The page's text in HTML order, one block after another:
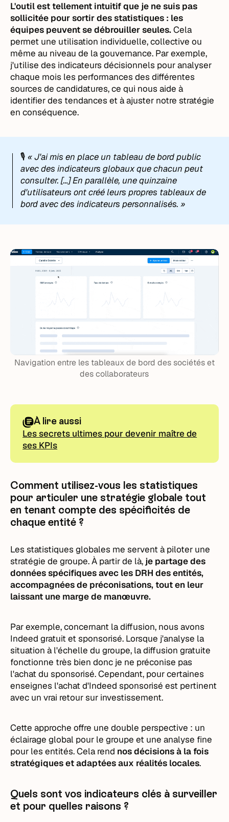
L'outil est tellement intuitif que je ne suis pas
sollicitée pour sortir des statistiques : les
équipes peuvent se débrouiller seules.Cela
permet une utilisation individuelle, collective ou
même au niveau de la gouvernance. Par exemple,
j'utilise des indicateurs décisionnels pour analyser
chaque mois les performances des différentes
sources de candidatures, ce qui nous aide à
identifier des tendances et à ajuster notre stratégie
en conséquence.
🎙️ « J'ai mis en place un tableau de bord public
avec des indicateurs globaux que chacun peut
consulter. […] En parallèle, une quinzaine
d'utilisateurs ont créé leurs propres tableaux de
bord avec des indicateurs personnalisés. »
Navigation entre les tableaux de bord des sociétés et
des collaborateurs
À lire aussi
Les secrets ultimes pour devenir maître de
ses KPIs
Comment utilisez-vous les statistiques
pour articuler une stratégie globale tout
en tenant compte des spécificités de
chaque entité ?
Les statistiques globales me servent à piloter une
stratégie de groupe. À partir de là, je partage des
données spécifiques avec les DRH des entités,
accompagnées de préconisations, tout en leur
laissant une marge de manœuvre.
Par exemple, concernant la diffusion, nous avons
Indeed gratuit et sponsorisé. Lorsque j'analyse la
situation à l'échelle du groupe, la diffusion gratuite
fonctionne très bien donc je ne préconise pas
l'achat du sponsorisé. Cependant, pour certaines
enseignes l'achat d'Indeed sponsorisé est pertinent
avec un vrai retour sur investissement.
Cette approche offre une double perspective : un
éclairage global pour le groupe et une analyse fine
pour les entités. Cela rend nos décisions à la fois
stratégiques et adaptées aux réalités locales.
Quels sont vos indicateurs clés à surveiller
et pour quelles raisons ?